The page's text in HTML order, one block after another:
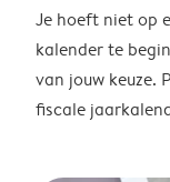
Je hoeft niet op
kalender te
van jouw keuze.
fiscale